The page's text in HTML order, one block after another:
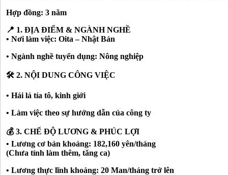
Hợp đồng: 3 năm
📍 1. ĐỊA ĐIỂM & NGÀNH NGHỀ
• Nơi làm việc: Oita – Nhật Bản
• Ngành nghề tuyển dụng: Nông nghiệp
🛠️ 2. NỘI DUNG CÔNG VIỆC
• Hái lá tía tô, kinh giới
• Làm việc theo sự hướng dẫn của công ty
💰 3. CHẾ ĐỘ LƯƠNG & PHÚC LỢI
• Lương cơ bản khoảng: 182,160 yên/tháng
(Chưa tính làm thêm, tăng ca)
• Lương thực lĩnh khoảng: 20 Man/tháng trở lên